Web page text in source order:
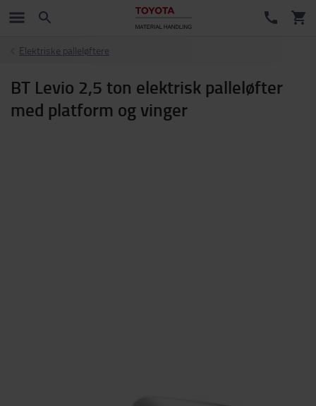
Elektriske palleløftere
BT Levio 2,5 ton elektrisk palleløfter
med platform og vinger